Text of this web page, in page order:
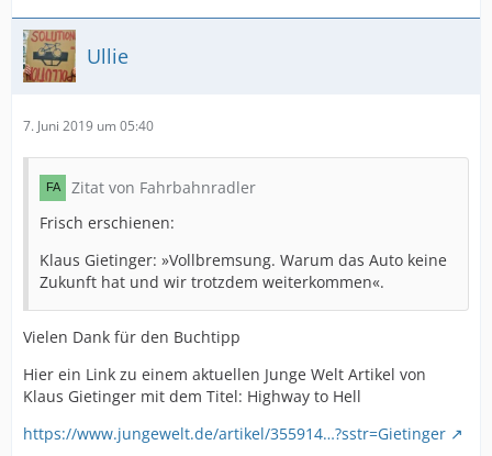
Kollege Malte Hübner,
in seiner Freizeit unterwegs, wird auf die Situation
aufmerksam.
Er bringt zunächst unbeteiligte Familienmitglieder
kann dann die 19-Jährige zum Ablegen der Waffe
bewegen. Hartmut
Hübner für
Ullie
7. Juni 2019 um 05:40
Zitat von Fahrbahnradler
Frisch erschienen:
Klaus Gietinger: »Vollbremsung. Warum das Auto keine
Zukunft hat und wir trotzdem weiterkommen«.
Vielen Dank für den Buchtipp
Hier ein Link zu einem aktuellen Junge Welt Artikel von
Klaus Gietinger mit dem Titel: Highway to Hell
https://www.jungewelt.de/artikel/355914…?sstr=Gietinger